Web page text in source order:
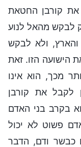
את קורבן החטאת
לבקש מהאל לנוע
והארץ, ולא לבקש
הישועה הזו. זאת
מכך, הוא אינו
לקבל את קורבן
בקרב בני האדם
פשוט לא יכול
ודם, הדבר